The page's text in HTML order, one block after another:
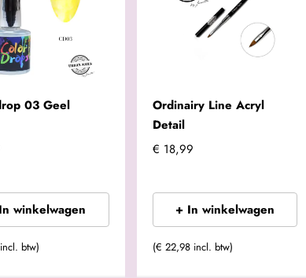
03 Geel
winkelwagen
btw)
Ordinairy Line Acryl
Detail
€ 18,99
+ In winkelwagen
(€ 22,98 incl. btw)